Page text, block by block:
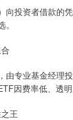
向投资者借款的
由专业基金经理
因费率低、透明
王